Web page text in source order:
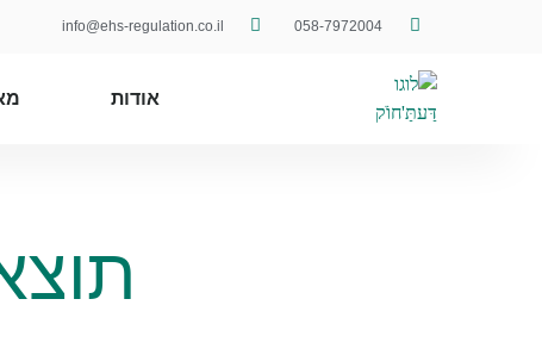
058-7972004
info@ehs-regulation.co.il
אודות